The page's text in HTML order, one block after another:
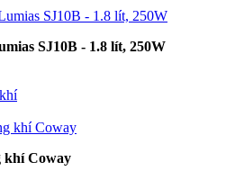
SJ10B - 1.8 lít, 250W
khí Coway